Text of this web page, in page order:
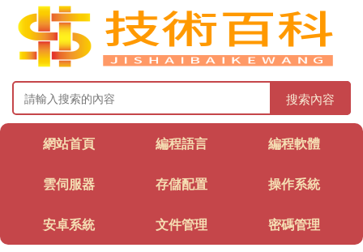
搜索內容
網站首頁 編程語言 編程軟體
雲伺服器 存儲配置 操作系統
安卓系統 文件管理 密碼管理